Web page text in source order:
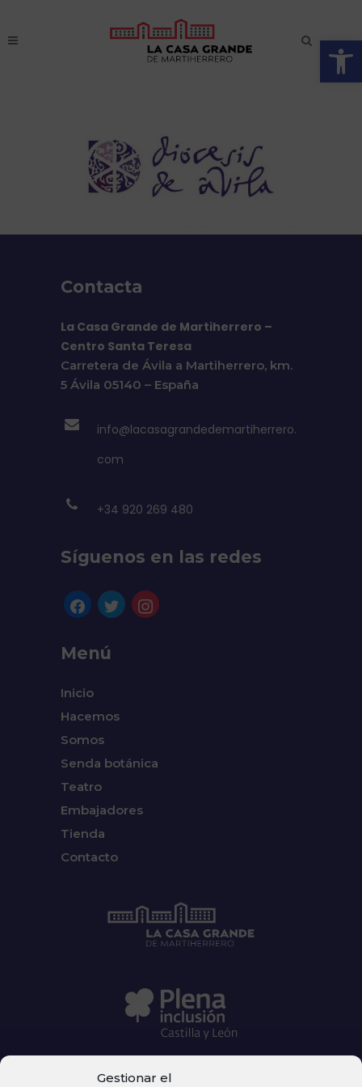
Gestionar el
Contacta
La Casa Grande de Martiherrero –
Centro Santa Teresa
Carretera de Ávila a Martiherrero, km.
5 Ávila 05140 – España
info@lacasagrandedemartiherrero.
com
+34 920 269 480
Síguenos en las redes
facebooktwitterinstagram
Menú
Inicio
Hacemos
Somos
Senda botánica
Teatro
Embajadores
Tienda
Contacto